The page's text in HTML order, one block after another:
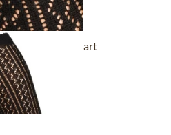
CS516 zwart
14,90 *